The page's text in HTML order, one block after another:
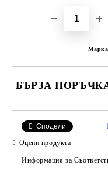
БЪРЗА
Сподели
Оцени продукта
Информация за